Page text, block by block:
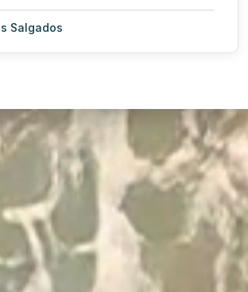
Salgados